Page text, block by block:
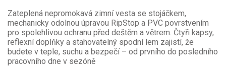
Zateplená nepromokavá zimní vesta se stojáčkem,
mechanicky odolnou úpravou RipStop a PVC povrstvením
pro spolehlivou ochranu před deštěm a větrem. Čtyři kapsy,
reflexní doplňky a stahovatelný spodní lem zajistí, že
budete v teple, suchu a bezpečí – od prvního do posledního
pracovního dne v sezóně